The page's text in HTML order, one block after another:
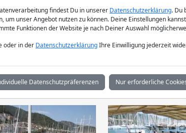
findest Du in unserer Datenschutzerklärung. Du
um unser Angebot nutzen zu können. Deine Einstellungen
Funktionen der Website je nach Deiner Auswahl
oder in der DatenschutzerklärungIhre Einwilligung jederzeit
Datenschutzpräferenzen Nur erforderliche